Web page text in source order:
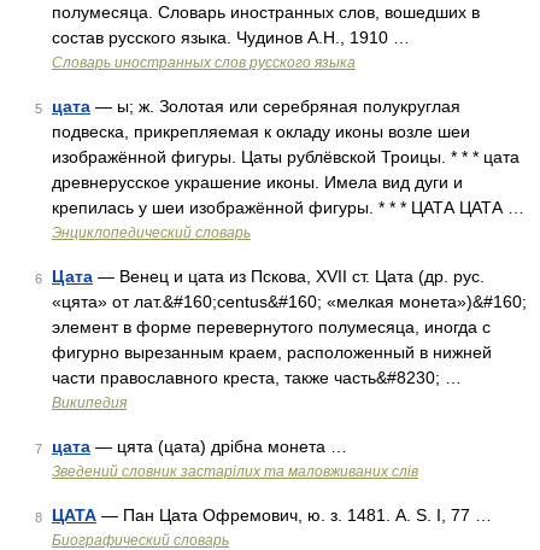
полумесяца. Словарь иностранных слов, вошедших в
состав русского языка. Чудинов А.Н., 1910 …
Словарь иностранных слов русского языка
5 цата — ы; ж. Золотая или серебряная полукруглая
подвеска, прикрепляемая к окладу иконы возле шеи
изображённой фигуры. Цаты рублёвской Троицы. * * * цата
древнерусское украшение иконы. Имела вид дуги и
крепилась у шеи изображённой фигуры. * * * ЦАТА ЦАТА …
Энциклопедический словарь
6 Цата — Венец и цата из Пскова, XVII ст. Цата (др. рус.
«цята» от лат.&#160;centus&#160; «мелкая монета»)&#160;
элемент в форме перевернутого полумесяца, иногда с
фигурно вырезанным краем, расположенный в нижней
части православного креста, также часть&#8230; …
Википедия
7 цата — цята (цата) дрібна монета …
Зведений словник застарілих та маловживаних слів
8 ЦАТА — Пан Цата Офремович, ю. з. 1481. A. S. I, 77 …
Биографический словарь